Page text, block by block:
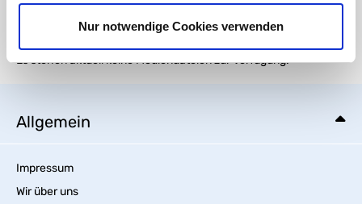
Nur notwendige Cookies verwenden
Medien
Es stehen aktuell keine Mediendateien zur Verfügung.
Allgemein
Impressum
Wir über uns